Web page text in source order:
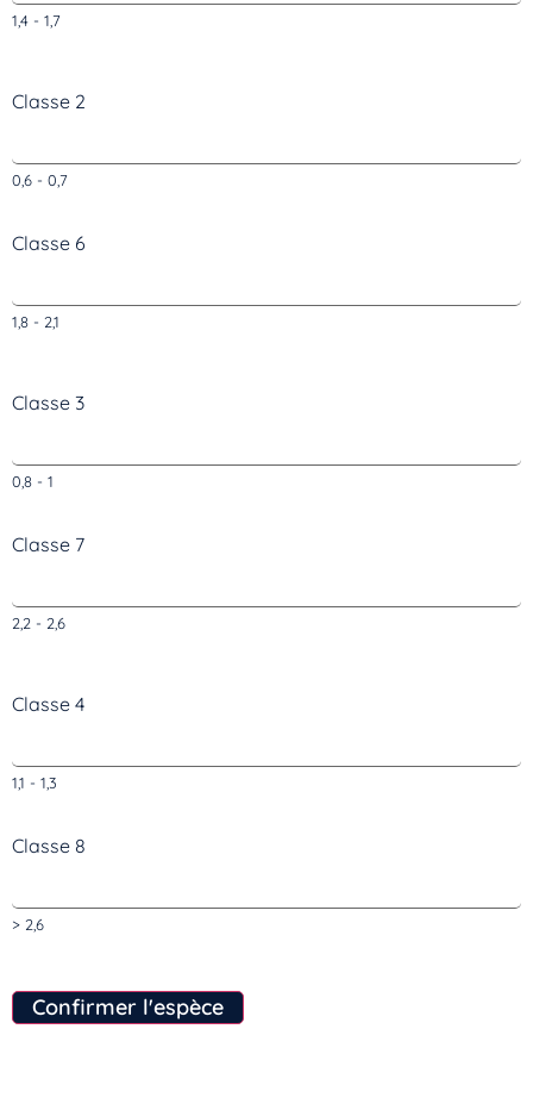
1,4 - 1,7
Classe 2
0,6 - 0,7
Classe 6
1,8 - 2,1
Classe 3
0,8 - 1
Classe 7
2,2 - 2,6
Classe 4
1,1 - 1,3
Classe 8
> 2,6
Confirmer l'espèce